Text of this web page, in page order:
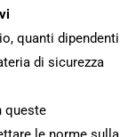
quanti dipendenti
di sicurezza
queste